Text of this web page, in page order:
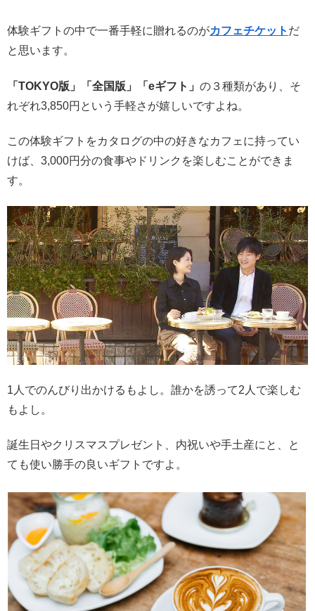
体験ギフトの中で一番手軽に贈れるのがカフェチケット だ
と思います。
「TOKYO版」「全国版」「eギフト」 の３種類があり、そ
れぞれ3,850円という手軽さが嬉しいですよね。
この体験ギフトをカタログの中の好きなカフェに持ってい
けば、3,000円分の食事やドリンクを楽しむことができま
す。
1人でのんびり出かけるもよし。誰かを誘って2人で楽しむ
もよし。
誕生日やクリスマスプレゼント、内祝いや手土産にと、と
ても使い勝手の良いギフトですよ。